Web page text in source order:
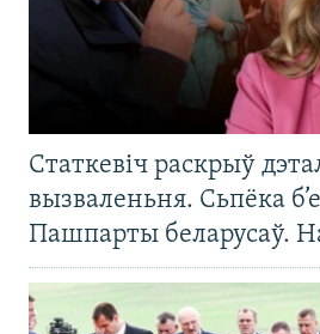
Статкевіч раскрыў
вызваленьня. Сьпёка
Пашпарты беларусаў.